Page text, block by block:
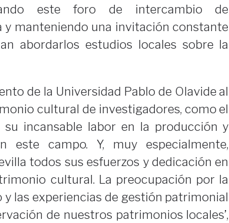
este foro de intercambio de
manteniendo una invitación constante
abordarlos estudios locales sobre la
de la Universidad Pablo de Olavide al
cultural de investigadores, como el
su incansable labor en la producción y
este campo. Y, muy especialmente,
todos sus esfuerzos y dedicación en
cultural. La preocupación por la
las experiencias de gestión patrimonial
de nuestros patrimonios locales’,